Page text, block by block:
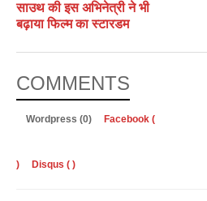
साउथ की इस अभिनेत्री ने भी
बढ़ाया फिल्म का स्टारडम
COMMENTS
Wordpress (0) Facebook (
) Disqus ( )